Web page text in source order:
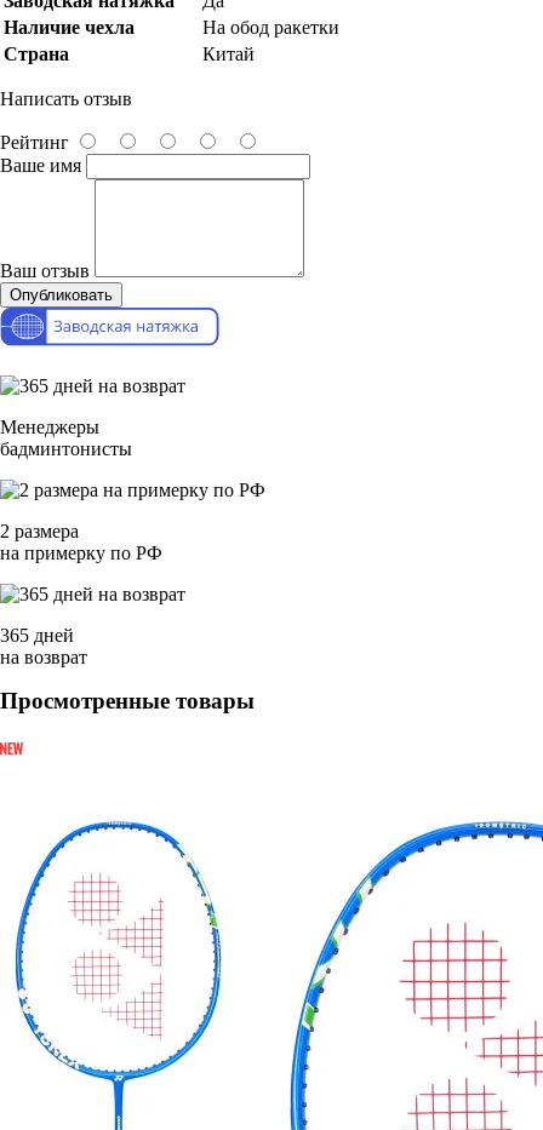
Наличие чехла
На обод ракетки
Страна
Китай
Написать отзыв
Рейтинг
Ваше имя
Ваш отзыв
Опубликовать
Менеджеры
бадминтонисты
2 размера
на примерку по РФ
365 дней
на возврат
Просмотренные товары